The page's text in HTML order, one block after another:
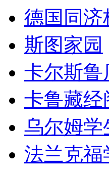
德国同济
斯图家园
卡尔斯鲁
卡鲁藏经
乌尔姆学
法兰克福